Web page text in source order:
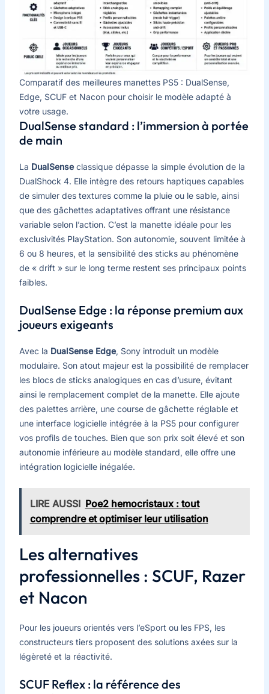
Comparatif des meilleures manettes PS5 : DualSense,
Edge, SCUF et Nacon pour choisir le modèle adapté à
votre usage.
DualSense standard : l’immersion à portée
de main
La DualSenseclassique dépasse la simple évolution de la
DualShock 4. Elle intègre des retours haptiques capables
de simuler des textures comme la pluie ou le sable, ainsi
que des gâchettes adaptatives offrant une résistance
variable selon l’action. C’est la manette idéale pour les
exclusivités PlayStation. Son autonomie, souvent limitée à
6 ou 8 heures, et la sensibilité des sticks au phénomène
de « drift » sur le long terme restent ses principaux points
faibles.
DualSense Edge : la réponse premium aux
joueurs exigeants
Avec la DualSense Edge, Sony introduit un modèle
modulaire. Son atout majeur est la possibilité de remplacer
les blocs de sticks analogiques en cas d’usure, évitant
ainsi le remplacement complet de la manette. Elle ajoute
des palettes arrière, une course de gâchette réglable et
une interface logicielle intégrée à la PS5 pour configurer
vos profils de touches. Bien que son prix soit élevé et son
autonomie inférieure au modèle standard, elle offre une
intégration logicielle inégalée.
LIRE AUSSI Poe2 hemocristaux : tout
comprendre et optimiser leur utilisation
Les alternatives
professionnelles : SCUF, Razer
et Nacon
Pour les joueurs orientés vers l’eSport ou les FPS, les
constructeurs tiers proposent des solutions axées sur la
légèreté et la réactivité.
SCUF Reflex : la référence des